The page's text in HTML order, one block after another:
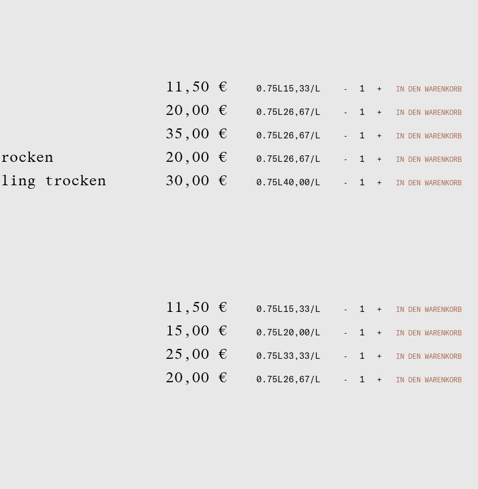
11,50 € 0.75L15,33/L - 1 + IN DEN WARENKORB
20,00 € 0.75L26,67/L - 1 + IN DEN WARENKORB
35,00 € 0.75L26,67/L - 1 + IN DEN WARENKORB
20,00 € 0.75L26,67/L - 1 + IN DEN WARENKORB
trocken 30,00 € 0.75L40,00/L - 1 + IN DEN WARENKORB
11,50 € 0.75L15,33/L - 1 + IN DEN WARENKORB
15,00 € 0.75L20,00/L - 1 + IN DEN WARENKORB
25,00 € 0.75L33,33/L - 1 + IN DEN WARENKORB
20,00 € 0.75L26,67/L - 1 + IN DEN WARENKORB